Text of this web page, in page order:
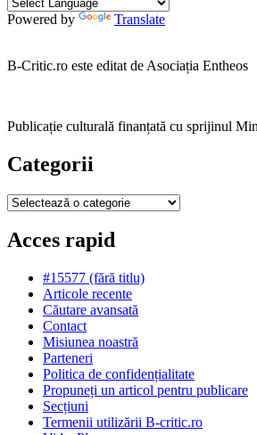
Powered by Translate
B-Critic.ro este editat de Asociația Entheos
Publicație culturală finanțată cu sprijinul
Categorii
Categorii
Acces rapid
#15577 (fără titlu)
Articole recente
Căutare avansată
Contact
Misiunea noastră
Parteneri
Politica de confidențialitate
Propuneți un articol pentru publicare
Secțiuni
Termenii utilizării B-critic.ro